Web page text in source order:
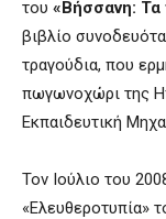
του «Βήσσανη: Τα
βιβλίο
τραγούδια, που
πωγωνοχώρι της
Εκπαιδευτική
Τον Ιούλιο του
«Ελευθεροτυπία»